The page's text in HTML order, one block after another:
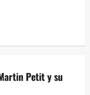
Petit y su